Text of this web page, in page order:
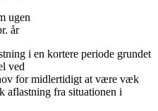
ugen
år
i en kortere periode grundet
ved
for midlertidigt at være væk
aflastning fra situationen i